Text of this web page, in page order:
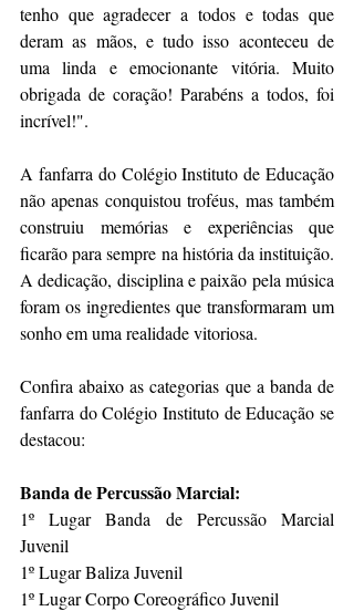
tenho que agradecer a todos e todas que
deram as mãos, e tudo isso aconteceu de
uma linda e emocionante vitória. Muito
obrigada de coração! Parabéns a todos, foi
incrível!".
A fanfarra do Colégio Instituto de Educação
não apenas conquistou troféus, mas também
construiu memórias e experiências que
ficarão para sempre na história da instituição.
A dedicação, disciplina e paixão pela música
foram os ingredientes que transformaram um
sonho em uma realidade vitoriosa.
Confira abaixo as categorias que a banda de
fanfarra do Colégio Instituto de Educação se
destacou:
Banda de Percussão Marcial:
1º Lugar Banda de Percussão Marcial
Juvenil
1º Lugar Baliza Juvenil
1º Lugar Corpo Coreográfico Juvenil